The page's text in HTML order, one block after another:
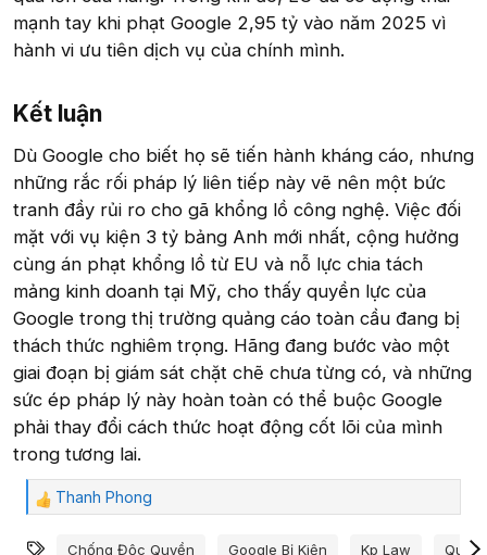
mạnh tay khi phạt Google 2,95 tỷ vào năm 2025 vì
hành vi ưu tiên dịch vụ của chính mình.
Kết luận​
Dù Google cho biết họ sẽ tiến hành kháng cáo, nhưng
những rắc rối pháp lý liên tiếp này vẽ nên một bức
tranh đầy rủi ro cho gã khổng lồ công nghệ. Việc đối
mặt với vụ kiện 3 tỷ bảng Anh mới nhất, cộng hưởng
cùng án phạt khổng lồ từ EU và nỗ lực chia tách
mảng kinh doanh tại Mỹ, cho thấy quyền lực của
Google trong thị trường quảng cáo toàn cầu đang bị
thách thức nghiêm trọng. Hãng đang bước vào một
giai đoạn bị giám sát chặt chẽ chưa từng có, và những
sức ép pháp lý này hoàn toàn có thể buộc Google
phải thay đổi cách thức hoạt động cốt lõi của mình
trong tương lai.
C
m
Thanh Phong
Từ khóa
Chống Độc Quyền Google Bị Kiện Kp Law